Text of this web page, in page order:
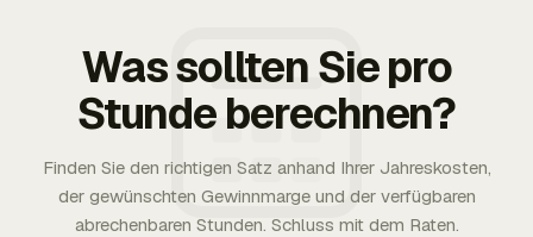
Was sollten Sie pro
Stunde berechnen?
Finden Sie den richtigen Satz anhand Ihrer Jahreskosten,
der gewünschten Gewinnmarge und der verfügbaren
abrechenbaren Stunden. Schluss mit dem Raten.